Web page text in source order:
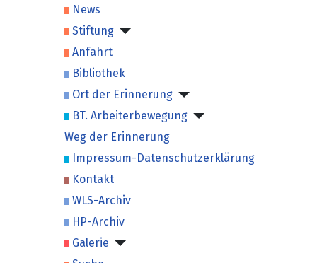
News
Stiftung
Anfahrt
Bibliothek
Ort der Erinnerung
BT. Arbeiterbewegung
Weg der Erinnerung
Impressum-Datenschutzerklärung
Kontakt
WLS-Archiv
HP-Archiv
Galerie